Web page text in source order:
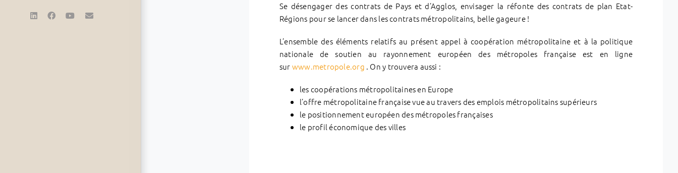
LinkedInFacebookYouTubeEmail
Se désengager des contrats de Pays et d’Agglos, envisager la réfonte des contrats de plan Etat-
Régions pour se lancer dans les contrats métropolitains, belle gageure !
L’ensemble des éléments relatifs au présent appel à coopération métropolitaine et à la politique
nationale de soutien au rayonnement européen des métropoles française est en ligne
surwww.metropole.org . On y trouvera aussi :
les coopérations métropolitaines en Europe
l’offre métropolitaine française vue au travers des emplois métropolitains supérieurs
le positionnement européen des métropoles françaises
le profil économique des villes